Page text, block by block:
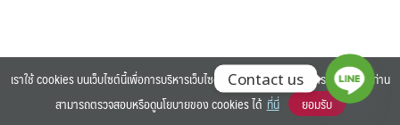
©2025 BANGKOK UNIVERSITY. ALL RIGHTS RESERVED.
เราใช้ cookies บนเว็บไซต์นี้เพื่อการบริหารเว็บไซต์ และเพิ่มประสิทธิภาพการใช้งานของท่าน
สามารถตรวจสอบหรือดูนโยบายของ cookies ได้ ที่นี่ ยอมรับ
Contact us